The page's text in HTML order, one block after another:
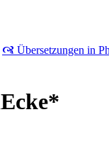
🙧 Übersetzungen in